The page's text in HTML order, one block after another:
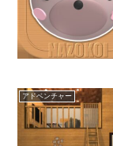
アドベンチャー